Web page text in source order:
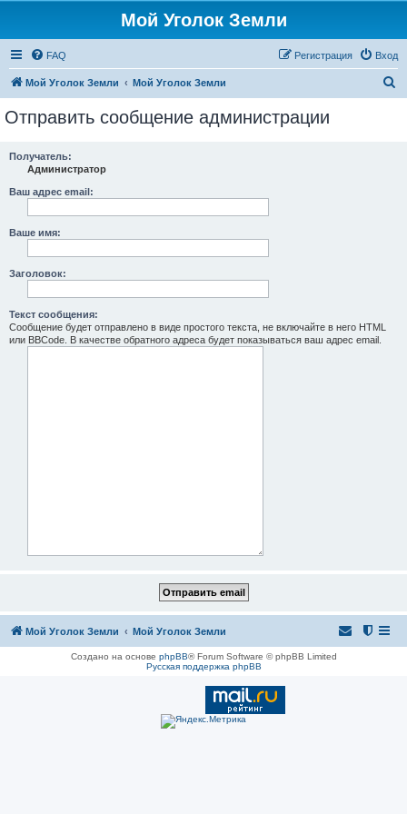
Мой Уголок Земли
FAQ Вход
Регистрация
Мой Уголок Земли Мой Уголок Земли
Отправить сообщение администрации
Получатель:
Администратор
Ваш адрес email:
Ваше имя:
Заголовок:
Текст сообщения:
Сообщение будет отправлено в виде простого текста, не включайте в него HTML
или BBCode. В качестве обратного адреса будет показываться ваш адрес email.
Мой Уголок Земли Мой Уголок Земли
Создано на основе phpBB® Forum Software © phpBB Limited
Русская поддержка phpBB